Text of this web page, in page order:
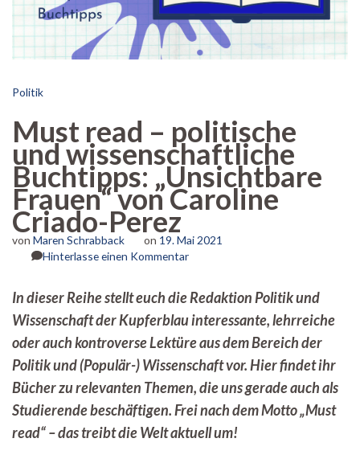
Politik
Must read – politische
und wissenschaftliche
Buchtipps: „Unsichtbare
Frauen“ von Caroline
Criado-Perez
von Maren Schrabback on 19. Mai 2021
Hinterlasse einen Kommentarzu
–
politische
wissenschaftliche
Buchtipps:
„Unsichtbare
Frauen“
von
Caroline
In dieser Reihe stellt euch die Redaktion Politik und
Wissenschaft der Kupferblau interessante, lehrreiche
oder auch kontroverse Lektüre aus dem Bereich der
Politik und (Populär-) Wissenschaft vor. Hier findet ihr
Bücher zu relevanten Themen, die uns gerade auch als
Studierende beschäftigen. Frei nach dem Motto „Must
read“ – das treibt die Welt aktuell um!